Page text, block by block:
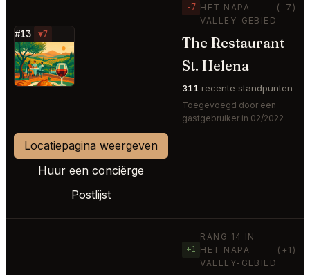
#13 ▼7
⭐
−7 HET NAPA
VALLEY-GEBIED
(-7)
The Restaurant
St. Helena
311 recente standpunten
Toegevoegd door een
gastgebruiker in 02/2022
Locatiepagina weergeven
Huur een conciërge
Postlijst
+1
RANG 14 IN
HET NAPA
VALLEY-GEBIED
(+1)